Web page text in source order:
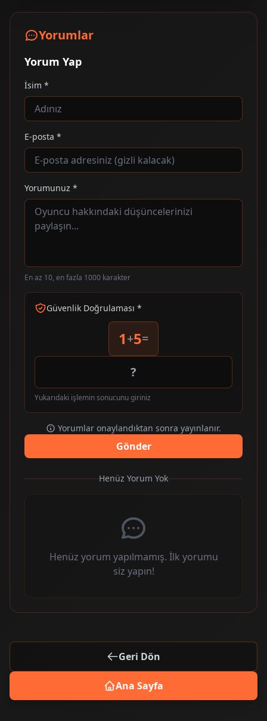
Yorumlar
Yorum Yap
İsim *
E-posta *
Yorumunuz *
En az 10, en fazla 1000 karakter
Güvenlik Doğrulaması *
1+5=
Yukarıdaki işlemin sonucunu giriniz
Yorumlar onaylandıktan sonra yayınlanır.
Gönder
Henüz Yorum Yok
Henüz yorum yapılmamış. İlk yorumu
siz yapın!
Geri Dön
Ana Sayfa